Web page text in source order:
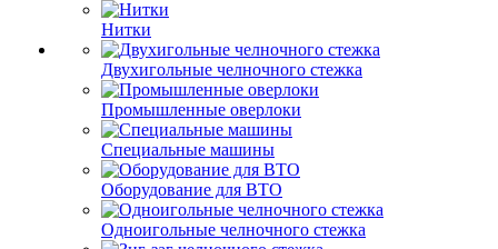
Нитки
Двухигольные челночного стежка
Промышленные оверлоки
Специальные машины
Оборудование для ВТО
Одноигольные челночного стежка